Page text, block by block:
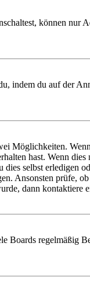
können nur
indem du auf der
Möglichkeiten. Wenn
hast. Wenn
selbst erledigen
Ansonsten prüfe,
dann kontaktiere
Boards regelmäßig